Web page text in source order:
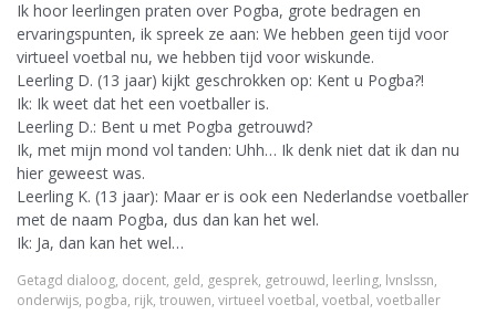
Ik hoor leerlingen praten over Pogba, grote bedragen en
ervaringspunten, ik spreek ze aan: We hebben geen tijd voor
virtueel voetbal nu, we hebben tijd voor wiskunde.
Leerling D. (13 jaar) kijkt geschrokken op: Kent u Pogba?!
Ik: Ik weet dat het een voetballer is.
Leerling D.: Bent u met Pogba getrouwd?
Ik, met mijn mond vol tanden: Uhh… Ik denk niet dat ik dan nu
hier geweest was.
Leerling K. (13 jaar): Maar er is ook een Nederlandse voetballer
met de naam Pogba, dus dan kan het wel.
Ik: Ja, dan kan het wel…
Getagd dialoog, docent, geld, gesprek, getrouwd, leerling, lvnslssn,
onderwijs, pogba, rijk, trouwen, virtueel voetbal, voetbal, voetballer